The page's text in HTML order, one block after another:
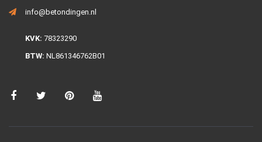
info@betondingen.nl
KVK: 78323290
BTW: NL861346762B01